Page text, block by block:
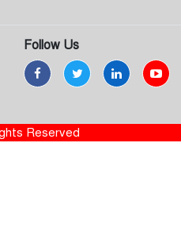
Follow Us
Reserved